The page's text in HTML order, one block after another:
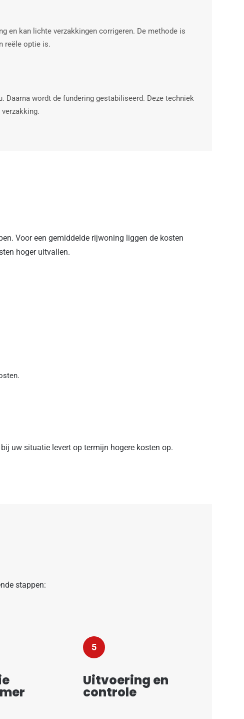
en kan lichte verzakkingen corrigeren. De methode is
reële optie is.
wordt de fundering gestabiliseerd. Deze techniek
Voor een gemiddelde rijwoning liggen de kosten
hoger uitvallen.
uw situatie levert op termijn hogere kosten op.
stappen:
5
Uitvoering en
controle